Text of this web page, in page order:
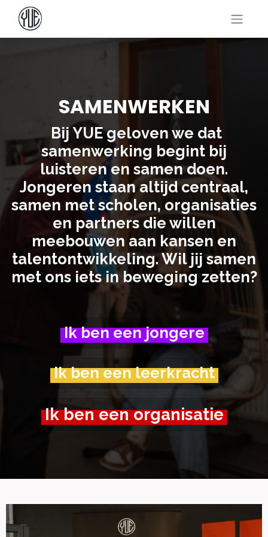
SAMENWERKEN
Bij YUE geloven we dat
samenwerking begint bij
luisteren en samen doen.
Jongeren staan altijd centraal,
samen met scholen, organisaties
en partners die willen
meebouwen aan kansen en
talentontwikkeling. Wil jij samen
met ons iets in beweging zetten?
Ik ben een jongere
Ik ben een leerkracht
Ik ben een organisatie